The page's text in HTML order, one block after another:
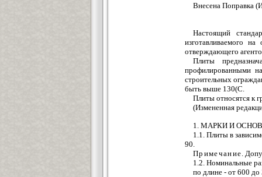
Внесена Поправка
Настоящий
изготавливаемого
отверждающего
Плиты
профилированными
строительных
быть выше 130(С.
Плиты относятся к
(Измененная
1. МАРКИ И
1.1. Плиты в
90.
Примечание.
1.2. Номинальные
по длине - от 600